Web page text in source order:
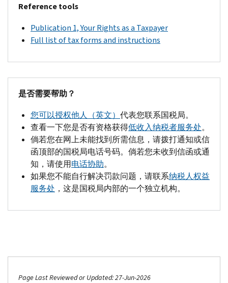
Reference tools
Publication 1, Your Rights as a Taxpayer
Full list of tax forms and instructions
是否需要帮助？
您可以授权他人（英文） 代表您联系国税局。
查看一下您是否有资格获得低收入纳税者服务处。
倘若您在网上未能找到所需信息，请拨打通知或信
函顶部的国税局电话号码。倘若您未收到信函或通
知，请使用电话协助。
如果您不能自行解决罚款问题，请联系纳税人权益
服务处 ，这是国税局内部的一个独立机构。
Page Last Reviewed or Updated: 27-Jun-2026